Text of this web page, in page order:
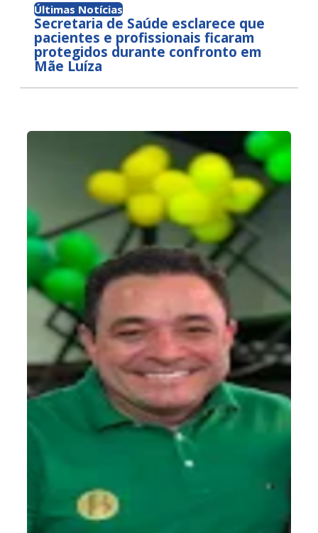
Últimas Notícias
Secretaria de Saúde esclarece que
pacientes e profissionais ficaram
protegidos durante confronto em
Mãe Luíza